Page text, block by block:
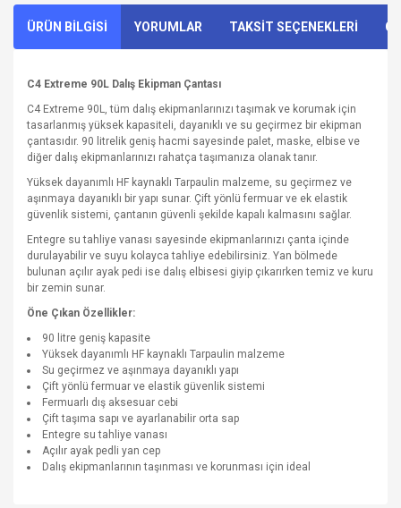
ÜRÜN BİLGİSİ YORUMLAR TAKSİT SEÇENEKLERİ
C4 Extreme 90L Dalış Ekipman Çantası
C4 Extreme 90L, tüm dalış ekipmanlarınızı taşımak ve korumak için
tasarlanmış yüksek kapasiteli, dayanıklı ve su geçirmez bir ekipman
çantasıdır. 90 litrelik geniş hacmi sayesinde palet, maske, elbise ve
diğer dalış ekipmanlarınızı rahatça taşımanıza olanak tanır.
Yüksek dayanımlı HF kaynaklı Tarpaulin malzeme, su geçirmez ve
aşınmaya dayanıklı bir yapı sunar. Çift yönlü fermuar ve ek elastik
güvenlik sistemi, çantanın güvenli şekilde kapalı kalmasını sağlar.
Entegre su tahliye vanası sayesinde ekipmanlarınızı çanta içinde
durulayabilir ve suyu kolayca tahliye edebilirsiniz. Yan bölmede
bulunan açılır ayak pedi ise dalış elbisesi giyip çıkarırken temiz ve kuru
bir zemin sunar.
Öne Çıkan Özellikler:
90 litre geniş kapasite
Yüksek dayanımlı HF kaynaklı Tarpaulin malzeme
Su geçirmez ve aşınmaya dayanıklı yapı
Çift yönlü fermuar ve elastik güvenlik sistemi
Fermuarlı dış aksesuar cebi
Çift taşıma sapı ve ayarlanabilir orta sap
Entegre su tahliye vanası
Açılır ayak pedli yan cep
Dalış ekipmanlarının taşınması ve korunması için ideal